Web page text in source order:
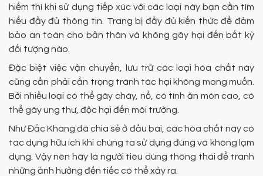
hiểm thì khi sử dụng tiếp xúc với các loại này bạn cần tìm
hiểu đầy đủ thông tin. Trang bị đầy đủ kiến thức để đảm
bảo an toàn cho bản thân và không gây hại đến bất kỳ
đối tượng nào.
Đặc biệt việc vận chuyển, lưu trữ các loại hóa chất này
cũng cần phải cẩn trọng tránh tác hại không mong muốn.
Bởi nhiều loại có thể gây cháy, nổ, có tính ăn mòn cao, có
thể gây ung thư, độc hại đến môi trường.
Như Đắc Khang đã chia sẻ ở đầu bài, các hóa chất này có
tác dụng hữu ích khi chúng ta sử dụng đúng và không lạm
dụng. Vậy nên hãy là người tiêu dùng thông thái để tránh
những ảnh hưởng đến tiếc có thể xảy ra.